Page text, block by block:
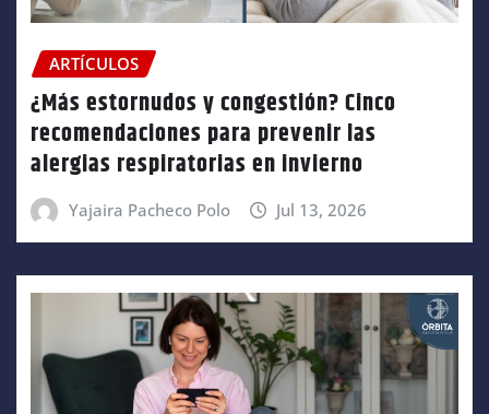
ARTÍCULOS
¿Más estornudos y congestión? Cinco
recomendaciones para prevenir las
alergias respiratorias en invierno
Yajaira Pacheco Polo Jul 13, 2026